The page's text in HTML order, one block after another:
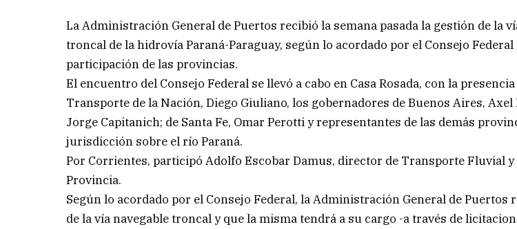
La Administración General de Puertos recibió la semana pasada la gestión de la
troncal de la hidrovía Paraná-Paraguay, según lo acordado por el Consejo
participación de las provincias.
El encuentro del Consejo Federal se llevó a cabo en Casa Rosada, con la
Transporte de la Nación, Diego Giuliano, los gobernadores de Buenos Aires, Axel
Jorge Capitanich; de Santa Fe, Omar Perotti y representantes de las demás
jurisdicción sobre el río Paraná.
Por Corrientes, participó Adolfo Escobar Damus, director de Transporte Fluvial y
Provincia.
Según lo acordado por el Consejo Federal, la Administración General de Puertos
de la vía navegable troncal y que la misma tendrá a su cargo -a través de